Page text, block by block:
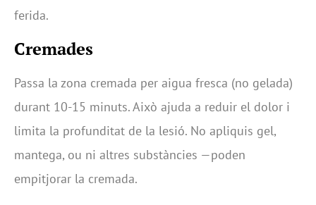
ferida.
Cremades
Passa la zona cremada per aigua fresca (no gelada)
durant 10-15 minuts. Això ajuda a reduir el dolor i
limita la profunditat de la lesió. No apliquis gel,
mantega, ou ni altres substàncies —poden
empitjorar la cremada.